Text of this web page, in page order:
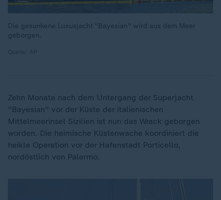
Die gesunkene Luxusjacht "Bayesian" wird aus dem Meer
geborgen.
Zehn Monate nach dem Untergang der Superjacht
"Bayesian" vor der Küste der italienischen
Mittelmeerinsel Sizilien ist nun das Wrack geborgen
worden. Die heimische Küstenwache koordiniert die
heikle Operation vor der Hafenstadt Porticello,
nordöstlich von Palermo.